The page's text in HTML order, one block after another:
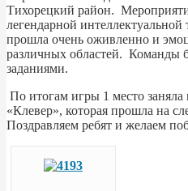
Тихорецкий район.
легендарной
прошла очень оживленно и
различных областей. Команды
заданиями.
По итогам игры 1 место
«Клевер», которая прошла на
Поздравляем ребят и желаем